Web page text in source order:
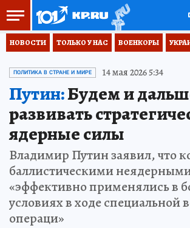
НОВОСТИ ТОЛЬКО У НАС ВОЕНКОРЫ
ПОЛИТИКА В СТРАНЕ И МИРЕ 14 мая 2026 5:34
Путин:Будем и
развивать
ядерные силы
Владимир Путин заявил, что
баллистическими
«эффективно применялись в
условиях в ходе специальной
операци»